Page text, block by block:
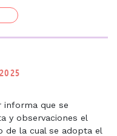
informa que se
y observaciones el
de la cual se adopta el